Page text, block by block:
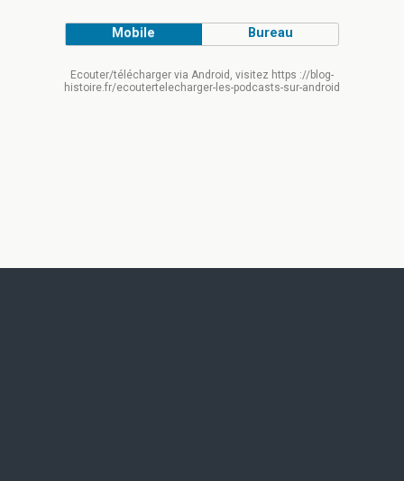
Mobile Bureau
Ecouter/télécharger via Android, visitez https ://blog-
histoire.fr/ecoutertelecharger-les-podcasts-sur-android